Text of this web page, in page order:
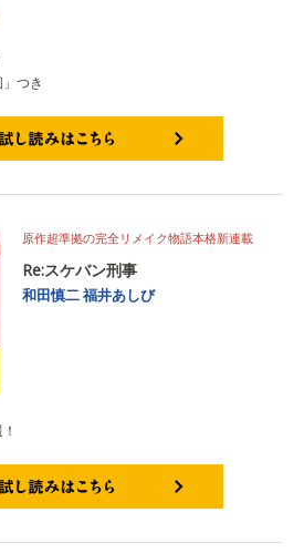
つき
原作超準拠の完全リメイク物語本格新連載
Re:スケバン刑事
和田慎二福井あしび